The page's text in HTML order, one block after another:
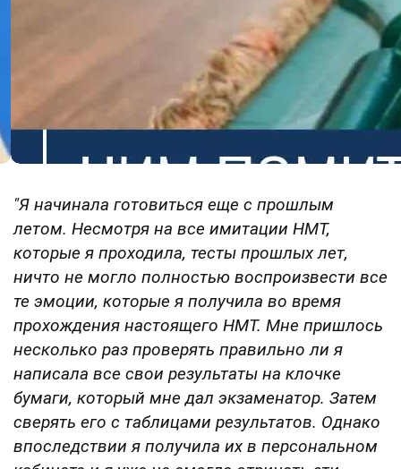
"Я начинала готовиться еще с прошлым
летом. Несмотря на все имитации НМТ,
которые я проходила, тесты прошлых лет,
ничто не могло полностью воспроизвести все
те эмоции, которые я получила во время
прохождения настоящего НМТ. Мне пришлось
несколько раз проверять правильно ли я
написала все свои результаты на клочке
бумаги, который мне дал экзаменатор. Затем
сверять его с таблицами результатов. Однако
впоследствии я получила их в персональном